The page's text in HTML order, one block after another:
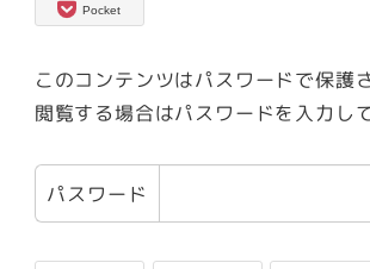
Pocket
このコンテンツはパスワードで保護
閲覧する場合はパスワードを入力し
パスワード